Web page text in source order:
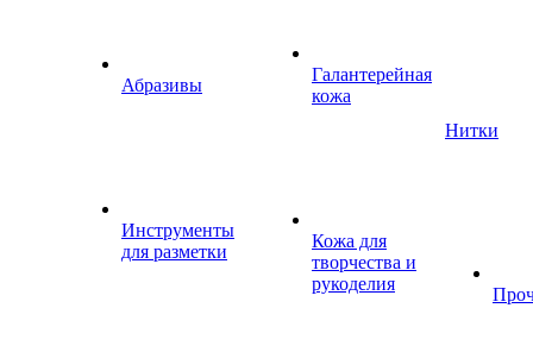
Абразивы
Инструменты
для разметки
Галантерейная
кожа
Кожа для
творчества и
рукоделия
Нитки